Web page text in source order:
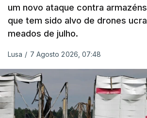
um novo ataque contra
que tem sido alvo de drones
meados de julho.
Lusa / 7 Agosto 2026, 07:48